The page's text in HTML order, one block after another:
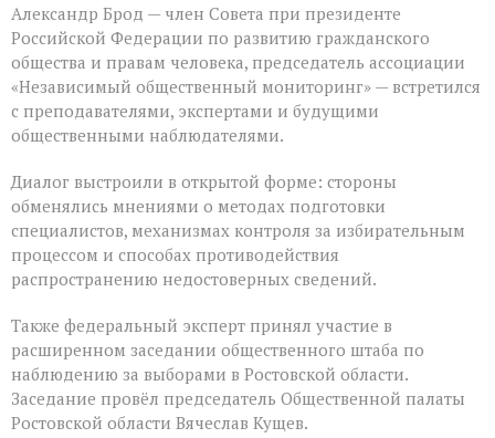
Александр Брод — член Совета при президенте
Российской Федерации по развитию гражданского
общества и правам человека, председатель ассоциации
«Независимый общественный мониторинг» — встретился
с преподавателями, экспертами и будущими
общественными наблюдателями.
Диалог выстроили в открытой форме: стороны
обменялись мнениями о методах подготовки
специалистов, механизмах контроля за избирательным
процессом и способах противодействия
распространению недостоверных сведений.
Также федеральный эксперт принял участие в
расширенном заседании общественного штаба по
наблюдению за выборами в Ростовской области.
Заседание провёл председатель Общественной палаты
Ростовской области Вячеслав Кущев.